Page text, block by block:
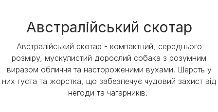
Австралійський скотар
Австралійський скотар - компактний, середнього
розміру, мускулистий дорослий собака з розумним
виразом обличчя та настороженими вухами. Шерсть у
них густа та жорстка, що забезпечує чудовий захист від
негоди та чагарників.